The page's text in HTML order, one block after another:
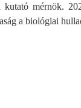
mérnök.
a biológiai